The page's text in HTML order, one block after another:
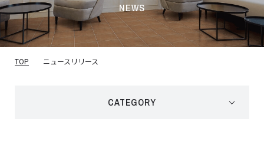
NEWS
TOP ニュースリリース
CATEGORY